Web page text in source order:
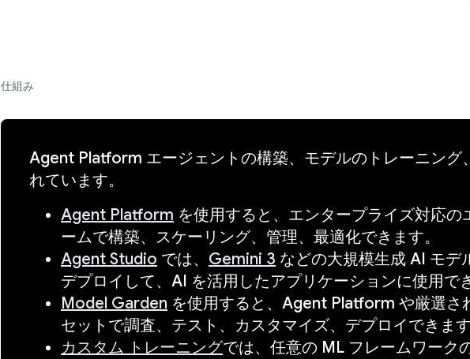
仕組み
Agent Platform エージェントの構築、モデルのトレーニング
れています。
Agent Platform を使用すると、エンタープライズ対応
ームで構築、スケーリング、管理、最適化できます。
Agent Studio では、 Gemini 3 などの大規模生成 AI モデ
デプロイして、AI を活用したアプリケーションに使用で
Model Garden を使用すると、Agent Platform や厳選さ
セットで調査、テスト、カスタマイズ、デプロイできます
カスタム トレーニングでは、任意の ML フレームワーク